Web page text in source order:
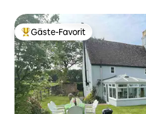
Beliebter Gäste-Favorit.
Gäste-Favorit